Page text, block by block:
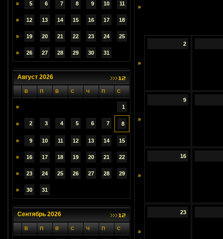
» 5 6 7 8 9 10 11
» 12 13 14 15 16 17 18
» 19 20 21 22 23 24 25
» 26 27 28 29 30 31
Август 2026
В П В С Ч П С
» 1
» 2 3 4 5 6 7 8
» 9 10 11 12 13 14 15
» 16 17 18 19 20 21 22
» 23 24 25 26 27 28 29
» 30 31
Сентябрь 2026
В П В С Ч П С
»
»
2
»
9
»
16
»
23